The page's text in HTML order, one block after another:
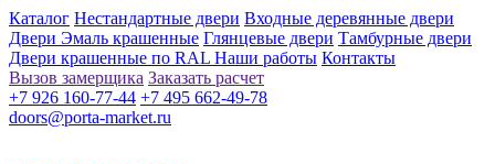
Каталог Нестандартные двери Входные деревянные двери
Двери Эмаль крашенные Глянцевые двери Тамбурные двери
Двери крашенные по RAL Наши работы Контакты
Вызов замерщика Заказать расчет
+7 926 160-77-44 +7 495 662-49-78
doors@porta-market.ru